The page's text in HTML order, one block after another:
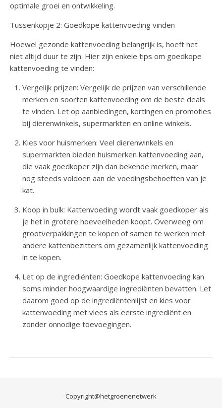
optimale groei en ontwikkeling.
Tussenkopje 2: Goedkope kattenvoeding vinden
Hoewel gezonde kattenvoeding belangrijk is, hoeft het
niet altijd duur te zijn. Hier zijn enkele tips om goedkope
kattenvoeding te vinden:
Vergelijk prijzen: Vergelijk de prijzen van verschillende
merken en soorten kattenvoeding om de beste deals
te vinden. Let op aanbiedingen, kortingen en promoties
bij dierenwinkels, supermarkten en online winkels.
Kies voor huismerken: Veel dierenwinkels en
supermarkten bieden huismerken kattenvoeding aan,
die vaak goedkoper zijn dan bekende merken, maar
nog steeds voldoen aan de voedingsbehoeften van je
kat.
Koop in bulk: Kattenvoeding wordt vaak goedkoper als
je het in grotere hoeveelheden koopt. Overweeg om
grootverpakkingen te kopen of samen te werken met
andere kattenbezitters om gezamenlijk kattenvoeding
in te kopen.
Let op de ingrediënten: Goedkope kattenvoeding kan
soms minder hoogwaardige ingrediënten bevatten. Let
daarom goed op de ingrediëntenlijst en kies voor
kattenvoeding met vlees als eerste ingrediënt en
zonder onnodige toevoegingen.
Copyright@hetgroenenetwerk